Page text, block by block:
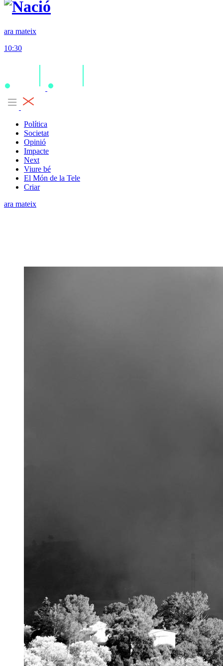
ara mateix
10:30
Política
Societat
Opinió
Impacte
Next
Viure bé
El Món de la Tele
Criar
ara mateix